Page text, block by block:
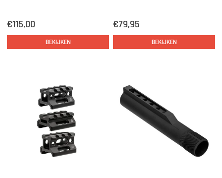
€115,00
BEKIJKEN
€79,95
BEKIJKEN